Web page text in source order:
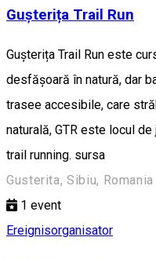
Gușterița Trail Run
Gușterița Trail Run este
desfășoară în natură, dar
trasee accesibile, care
naturală, GTR este locul
trail running. sursa
Gusterita, Sibiu, Romania
1 event
Ereignisorganisator